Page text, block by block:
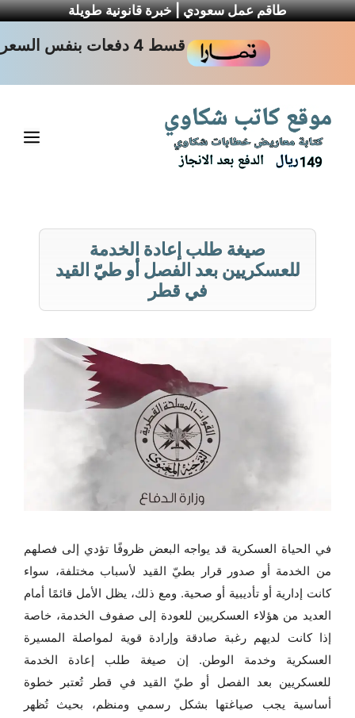
طاقم عمل سعودي | خبرة قانونية طويلة
قسط 4 دفعات بنفس السعر
صيغة طلب إعادة الخدمة
للعسكريين بعد الفصل أو طيّ القيد
في قطر
في الحياة العسكرية قد يواجه البعض ظروفًا تؤدي إلى فصلهم
من الخدمة أو صدور قرار بطيّ القيد لأسباب مختلفة، سواء
كانت إدارية أو تأديبية أو صحية. ومع ذلك، يظل الأمل قائمًا أمام
العديد من هؤلاء العسكريين للعودة إلى صفوف الخدمة، خاصة
إذا كانت لديهم رغبة صادقة وإرادة قوية لمواصلة المسيرة
العسكرية وخدمة الوطن. إن صيغة طلب إعادة الخدمة
للعسكريين بعد الفصل أو طيّ القيد في قطر تُعتبر خطوة
أساسية يجب صياغتها بشكل رسمي ومنظم، بحيث تُظهر